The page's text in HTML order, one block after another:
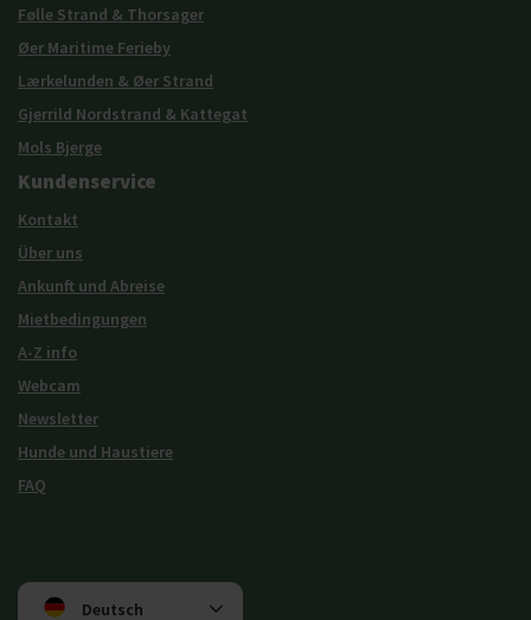
Følle Strand & Thorsager
Øer Maritime Ferieby
Lærkelunden & Øer Strand
Gjerrild Nordstrand & Kattegat
Mols Bjerge
Kundenservice
Kontakt
Über uns
Ankunft und Abreise
Mietbedingungen
A-Z info
Webcam
Newsletter
Hunde und Haustiere
FAQ
Deutsch